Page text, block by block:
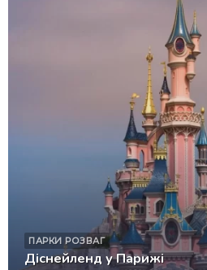
ПАРКИ РОЗВАГ
Діснейленд у Парижі